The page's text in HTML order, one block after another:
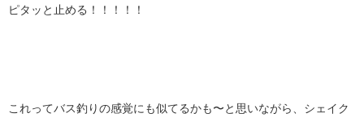
ピタッと止める！！！！！
これってバス釣りの感覚にも似てるかも〜と思いながら、シェイク